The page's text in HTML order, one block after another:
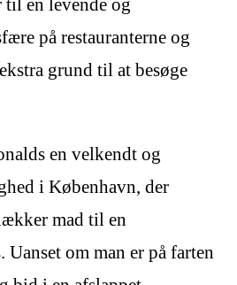
på restauranterne og
grund til at besøge
en velkendt og
i København, der
mad til en
om man er på farten